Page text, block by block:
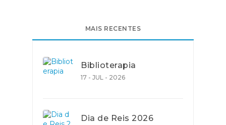
MAIS RECENTES
Biblioterapia
17 - JUL - 2026
Dia de Reis 2026